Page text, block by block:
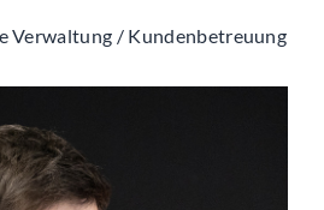
Verwaltung / Kundenbetreuung